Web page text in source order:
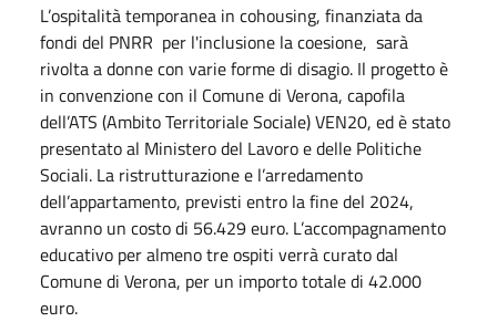
L’ospitalità temporanea in cohousing, finanziata da
fondi del PNRR per l'inclusione la coesione, sarà
rivolta a donne con varie forme di disagio. Il progetto è
in convenzione con il Comune di Verona, capofila
dell’ATS (Ambito Territoriale Sociale) VEN20, ed è stato
presentato al Ministero del Lavoro e delle Politiche
Sociali. La ristrutturazione e l’arredamento
dell’appartamento, previsti entro la fine del 2024,
avranno un costo di 56.429 euro. L’accompagnamento
educativo per almeno tre ospiti verrà curato dal
Comune di Verona, per un importo totale di 42.000
euro.